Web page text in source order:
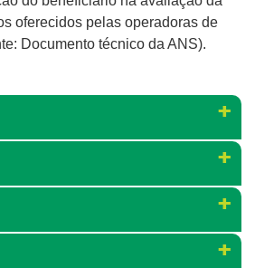
oferecidos pelas operadoras de
Documento técnico da ANS).